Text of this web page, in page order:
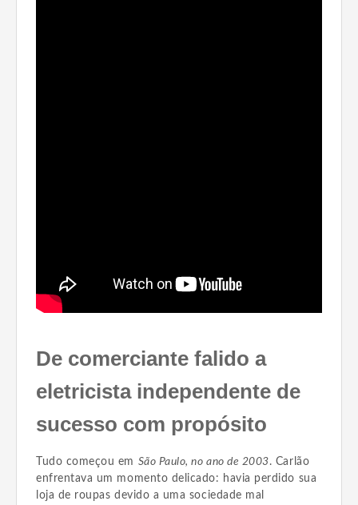
De comerciante falido a
eletricista independente de
sucesso com propósito
Tudo começou em São Paulo, no ano de 2003. Carlão
enfrentava um momento delicado: havia perdido sua
loja de roupas devido a uma sociedade mal